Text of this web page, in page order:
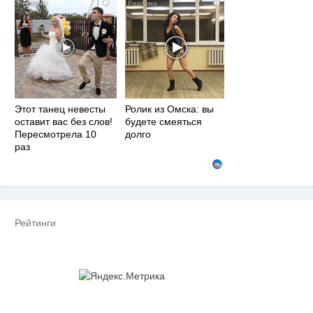
i
Этот танец невесты
оставит вас без слов!
Пересмотрела 10
раз
i
Ролик из Омска: вы
будете смеяться
долго
Рейтинги